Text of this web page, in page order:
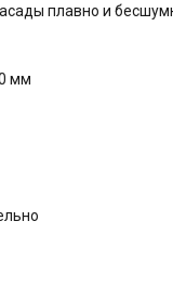
плавно и
мм